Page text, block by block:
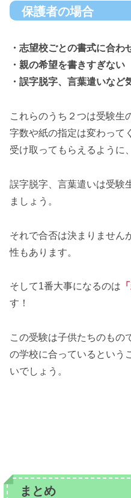
保護者の場合
・志望校ごとの書式に合わ
・親の希望を書きすぎない
・誤字脱字、言葉遣いなど
これらのうち２つは受験生
字数や紙の指定は変わって
受け取ってもらえるように
誤字脱字、言葉遣いは受験
ましょう。
それで合否は決まりません
性もあります。
そして1番大事になるのは
す！
この受験は子供たちのもの
の学校に合っているという
いでしょう。
まとめ